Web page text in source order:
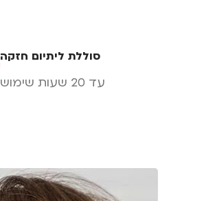
סוללת ליתיום חזקה
עד 20 שעות שימוש